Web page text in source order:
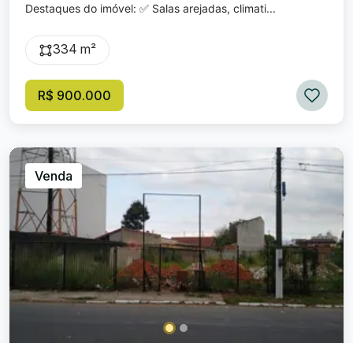
Destaques do imóvel: ✅ Salas arejadas, climati...
334 m²
R$ 900.000
Venda